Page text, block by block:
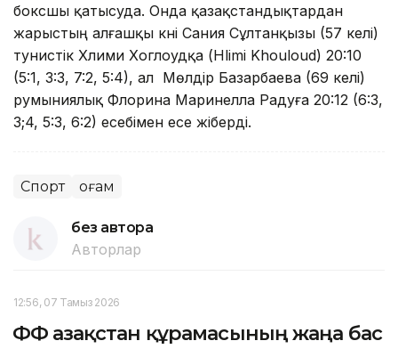
боксшы қатысуда. Онда қазақстандықтардан
жарыстың алғашқы күні Сания Сұлтанқызы (57 келі)
тунистік Хлими Хоглоудқа (Hlimi Khouloud) 20:10
(5:1, 3:3, 7:2, 5:4), ал Мөлдір Базарбаева (69 келі)
румыниялық Флорина Маринелла Радуға 20:12 (6:3,
3;4, 5:3, 6:2) есебімен есе жіберді.
Спорт Қоғам
без автора
Авторлар
12:56, 07 Тамыз 2026
ҚФФ Қазақстан құрамасының жаңа бас